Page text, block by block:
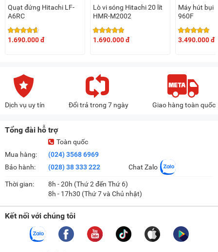
Quạt đứng Hitachi LF-
A6RC
1.690.000 đ
Lò vi sóng Hitachi 20 lít
HMR-M2002
1.690.000 đ
Máy hút bụi
960F
3.490.000 đ
Dịch vụ uy tín Đổi trả trong 7 ngày Giao hàng toàn quốc
Tổng đài hỗ trợ
Mua hàng:
Bảo hành:
Toàn quốc
(024) 3568 6969
(028) 38 333 222
Chat Zalo
Thời gian:
8h - 20h (Thứ 2 đến Thứ 6)
8h - 17h30 (Thứ 7 và Chủ nhật)
Kết nối với chúng tôi